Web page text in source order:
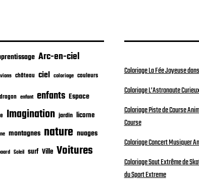
Arc-en-ciel
château ciel coloriage couleurs
dragon enfant enfants Espace
Imagination jardin licorne
montagnes nature nuages
Soleil surf Ville Voitures
Coloriage La Fée Joyeuse
Coloriage L’Astronaute
Coloriage Piste de Course
Course
Coloriage Concert Musiquer
Coloriage Saut Extrême de
du Sport Extreme